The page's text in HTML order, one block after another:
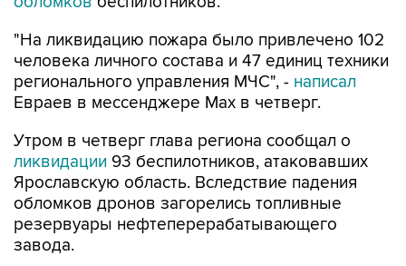
"На ликвидацию пожара было привлечено 102
человека личного состава и 47 единиц техники
регионального управления МЧС", - написал
Евраев в мессенджере Мах в четверг.
Утром в четверг глава региона сообщал о
ликвидации 93 беспилотников, атаковавших
Ярославскую область. Вследствие падения
обломков дронов загорелись топливные
резервуары нефтеперерабатывающего
завода.